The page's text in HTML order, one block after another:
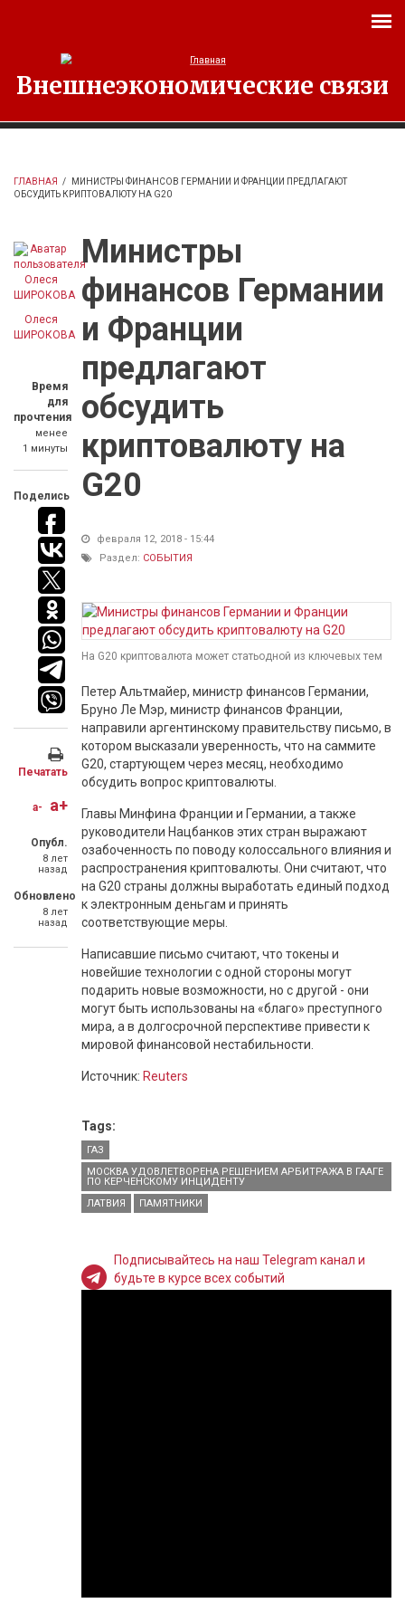
Внешнеэкономические связи
ГЛАВНАЯ /
МИНИСТРЫ ФИНАНСОВ ГЕРМАНИИ И ФРАНЦИИ ПРЕДЛАГАЮТ
ОБСУДИТЬ КРИПТОВАЛЮТУ НА G20
Олеся
ШИРОКОВА
Время
для
прочтения
менее
1 минуты
Поделись
Печатать
a- a+
Опубл.
8 лет
назад
Обновлено
8 лет
назад
Министры
финансов Германии
и Франции
предлагают
обсудить
криптовалюту на
G20
февраля 12, 2018 - 15:44
Раздел: СОБЫТИЯ
На G20 криптовалюта может статьодной из ключевых тем
Петер Альтмайер, министр финансов Германии,
Бруно Ле Мэр, министр финансов Франции,
направили аргентинскому правительству письмо, в
котором высказали уверенность, что на саммите
G20, стартующем через месяц, необходимо
обсудить вопрос криптовалюты.
Главы Минфина Франции и Германии, а также
руководители Нацбанков этих стран выражают
озабоченность по поводу колоссального влияния и
распространения криптовалюты. Они считают, что
на G20 страны должны выработать единый подход
к электронным деньгам и принять
соответствующие меры.
Написавшие письмо считают, что токены и
новейшие технологии с одной стороны могут
подарить новые возможности, но с другой - они
могут быть использованы на «благо» преступного
мира, а в долгосрочной перспективе привести к
мировой финансовой нестабильности.
Источник: Reuters
Tags:
ГАЗ
МОСКВА УДОВЛЕТВОРЕНА РЕШЕНИЕМ АРБИТРАЖА В ГААГЕ
ПО КЕРЧЕНСКОМУ ИНЦИДЕНТУ
ЛАТВИЯ
ПАМЯТНИКИ
Подписывайтесь на наш Telegram канал и
будьте в курсе всех событий